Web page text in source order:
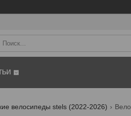
велосипеды stels (2022-2026)